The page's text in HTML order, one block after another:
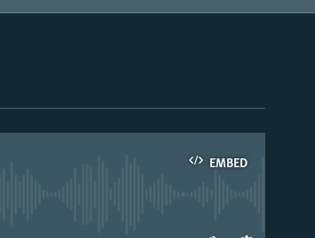
EMBED